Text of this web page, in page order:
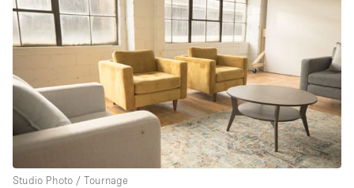
Studio Photo / Tournage